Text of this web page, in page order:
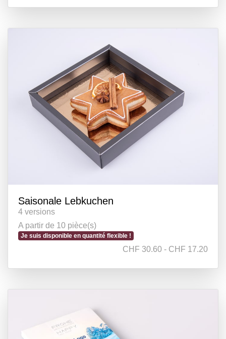
Saisonale Lebkuchen
4 versions
A partir de 10 pièce(s)
Je suis disponible en quantité flexible !
CHF 30.60 - CHF 17.20